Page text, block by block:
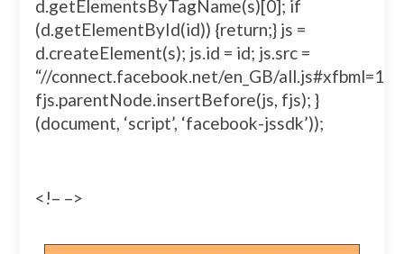
d.getElementsByTagName(s)[0]; if
(d.getElementById(id)) {return;} js =
d.createElement(s); js.id = id; js.src =
“//connect.facebook.net/en_GB/
fjs.parentNode.insertBefore(js, fjs); }
(document, ‘script’, ‘facebook-jssdk’));
<!– –>